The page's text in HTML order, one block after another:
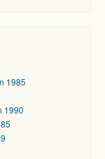
1985
1990